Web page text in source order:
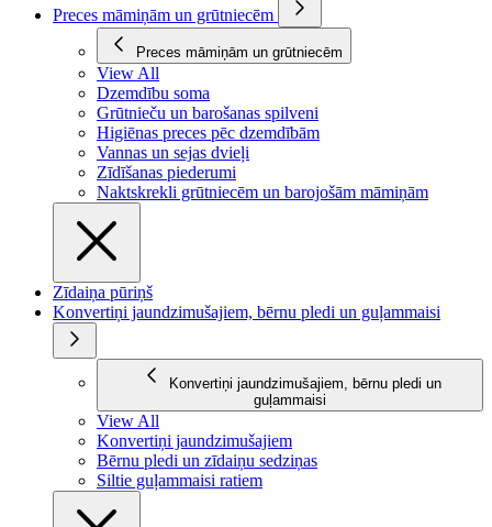
Preces māmiņām un grūtniecēm
Preces māmiņām un grūtniecēm
View All
Dzemdību soma
Grūtnieču un barošanas spilveni
Higiēnas preces pēc dzemdībām
Vannas un sejas dvieļi
Zīdīšanas piederumi
Naktskrekli grūtniecēm un barojošām māmiņām
Zīdaiņa pūriņš
Konvertiņi jaundzimušajiem, bērnu pledi un guļammaisi
Konvertiņi jaundzimušajiem, bērnu pledi un
guļammaisi
View All
Konvertiņi jaundzimušajiem
Bērnu pledi un zīdaiņu sedziņas
Siltie guļammaisi ratiem